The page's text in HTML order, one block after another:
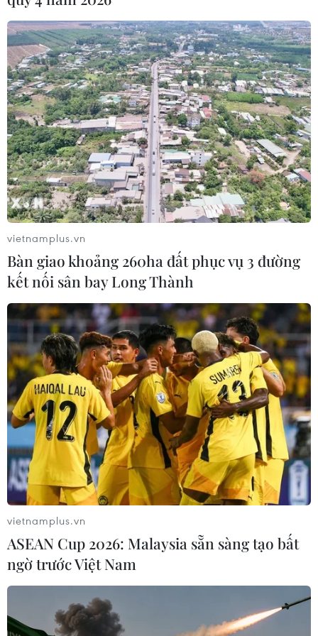
dịch đầu tuần
10/08/2026 02:02
Hàn Quốc và Đài Loan lần đầu tiên
vượt Nhật Bản về kim ngạch xuất
khẩu
09/08/2026 14:15
Công suất lọc dầu thu hẹp, giá xăng
Mỹ đối mặt áp lực tăng
Xuất khẩu dệt may 7 tháng đạt trên
27 tỷ USD, duy trì đà tăng trưởng
09/08/2026 08:25
Hải Phòng điều chỉnh kịch bản tăng
trưởng, quyết tâm đạt GRDP 13%
09/08/2026 08:25
Trung Quốc công bố kế hoạch phát
triển ngành hàng không dân dụng
09/08/2026 05:12
với các nước xuất khẩu lớn
09/08/2026 04:23
vietnamplus.vn
Bàn giao khoảng 260ha đất phục vụ 3 đường
kết nối sân bay Long Thành
vietnamplus.vn
ASEAN Cup 2026: Malaysia sẵn sàng tạo bất
ngờ trước Việt Nam